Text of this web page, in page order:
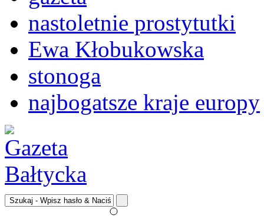
nastoletnie prostytutki
Ewa Kłobukowska
stonoga
najbogatsze kraje europy